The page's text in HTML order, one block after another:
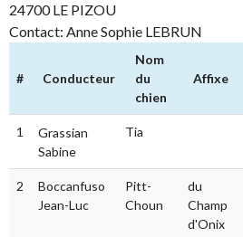
24700 LE PIZOU
Contact: Anne Sophie LEBRUN
# Conducteur
Nom
du
chien
Affixe
#
Nom du
1
Grassian
Sabine
Tia
2
Boccanfuso
Jean-Luc
Pitt-
Choun
du
Champ
d'Onix